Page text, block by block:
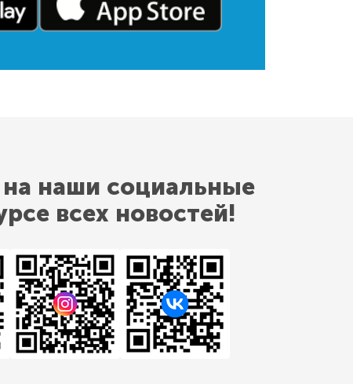
наши социальные
всех новостей!